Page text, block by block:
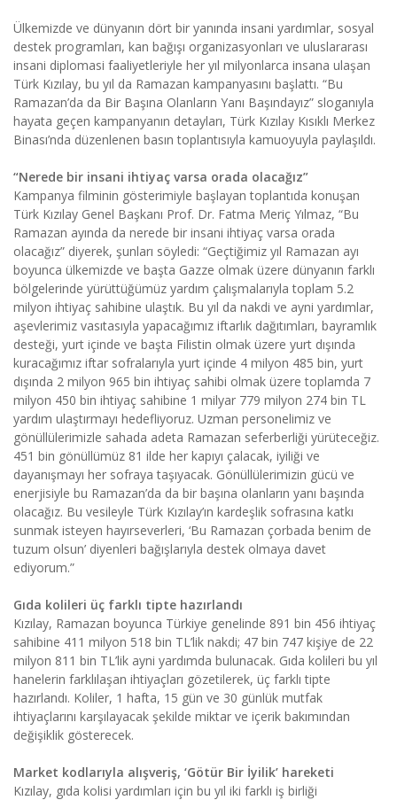
Ülkemizde ve dünyanın dört bir yanında insani yardımlar, sosyal
destek programları, kan bağışı organizasyonları ve uluslararası
insani diplomasi faaliyetleriyle her yıl milyonlarca insana ulaşan
Türk Kızılay, bu yıl da Ramazan kampanyasını başlattı. “Bu
Ramazan’da da Bir Başına Olanların Yanı Başındayız” sloganıyla
hayata geçen kampanyanın detayları, Türk Kızılay Kısıklı Merkez
Binası’nda düzenlenen basın toplantısıyla kamuoyuyla paylaşıldı.
“Nerede bir insani ihtiyaç varsa orada olacağız”
Kampanya filminin gösterimiyle başlayan toplantıda konuşan
Türk Kızılay Genel Başkanı Prof. Dr. Fatma Meriç Yılmaz, “Bu
Ramazan ayında da nerede bir insani ihtiyaç varsa orada
olacağız” diyerek, şunları söyledi: “Geçtiğimiz yıl Ramazan ayı
boyunca ülkemizde ve başta Gazze olmak üzere dünyanın farklı
bölgelerinde yürüttüğümüz yardım çalışmalarıyla toplam 5.2
milyon ihtiyaç sahibine ulaştık. Bu yıl da nakdi ve ayni yardımlar,
aşevlerimiz vasıtasıyla yapacağımız iftarlık dağıtımları, bayramlık
desteği, yurt içinde ve başta Filistin olmak üzere yurt dışında
kuracağımız iftar sofralarıyla yurt içinde 4 milyon 485 bin, yurt
dışında 2 milyon 965 bin ihtiyaç sahibi olmak üzere toplamda 7
milyon 450 bin ihtiyaç sahibine 1 milyar 779 milyon 274 bin TL
yardım ulaştırmayı hedefliyoruz. Uzman personelimiz ve
gönüllülerimizle sahada adeta Ramazan seferberliği yürüteceğiz.
451 bin gönüllümüz 81 ilde her kapıyı çalacak, iyiliği ve
dayanışmayı her sofraya taşıyacak. Gönüllülerimizin gücü ve
enerjisiyle bu Ramazan’da da bir başına olanların yanı başında
olacağız. Bu vesileyle Türk Kızılay’ın kardeşlik sofrasına katkı
sunmak isteyen hayırseverleri, ‘Bu Ramazan çorbada benim de
tuzum olsun’ diyenleri bağışlarıyla destek olmaya davet
ediyorum.”
Gıda kolileri üç farklı tipte hazırlandı
Kızılay, Ramazan boyunca Türkiye genelinde 891 bin 456 ihtiyaç
sahibine 411 milyon 518 bin TL’lik nakdi; 47 bin 747 kişiye de 22
milyon 811 bin TL’lik ayni yardımda bulunacak. Gıda kolileri bu yıl
hanelerin farklılaşan ihtiyaçları gözetilerek, üç farklı tipte
hazırlandı. Koliler, 1 hafta, 15 gün ve 30 günlük mutfak
ihtiyaçlarını karşılayacak şekilde miktar ve içerik bakımından
değişiklik gösterecek.
Market kodlarıyla alışveriş, ‘Götür Bir İyilik’ hareketi
Kızılay, gıda kolisi yardımları için bu yıl iki farklı iş birliği